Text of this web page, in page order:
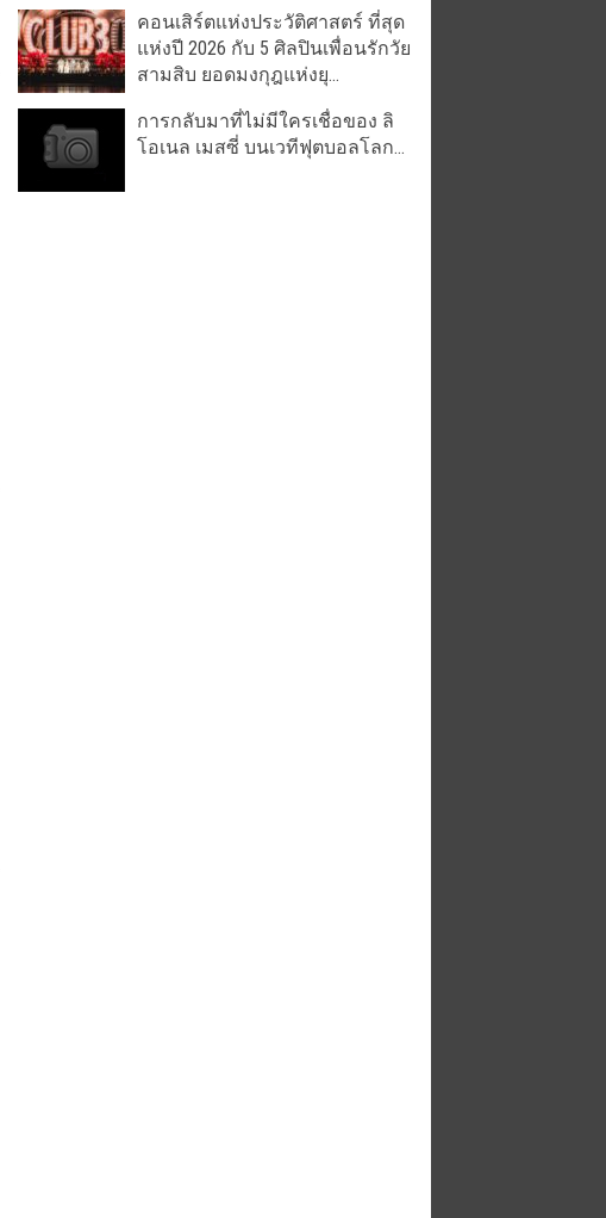
คอนเสิร์ตแห่งประวัติศาสตร์ ที่สุด
แห่งปี 2026 กับ 5 ศิลปินเพื่อนรักวัย
สามสิบ ยอดมงกุฎแห่งยุ...
การกลับมาที่ไม่มีใครเชื่อของ ลิ
โอเนล เมสซี่ บนเวทีฟุตบอลโลก...